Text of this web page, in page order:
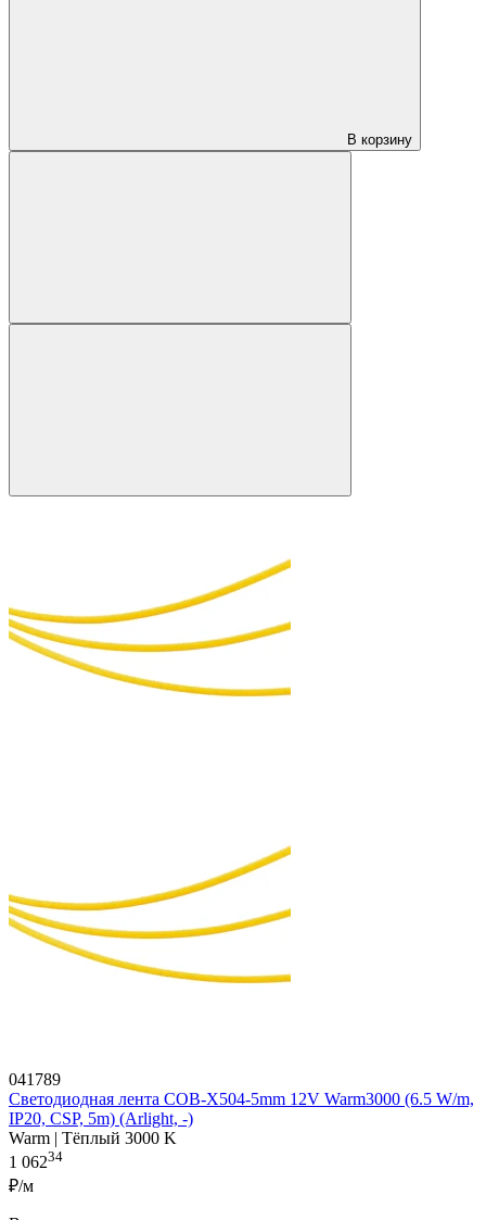
В корзину
041789
Светодиодная лента COB-X504-5mm 12V Warm3000 (6.5 W/m,
IP20, CSP, 5m) (Arlight, -)
Warm | Тёплый 3000 K
1 06234
₽/м